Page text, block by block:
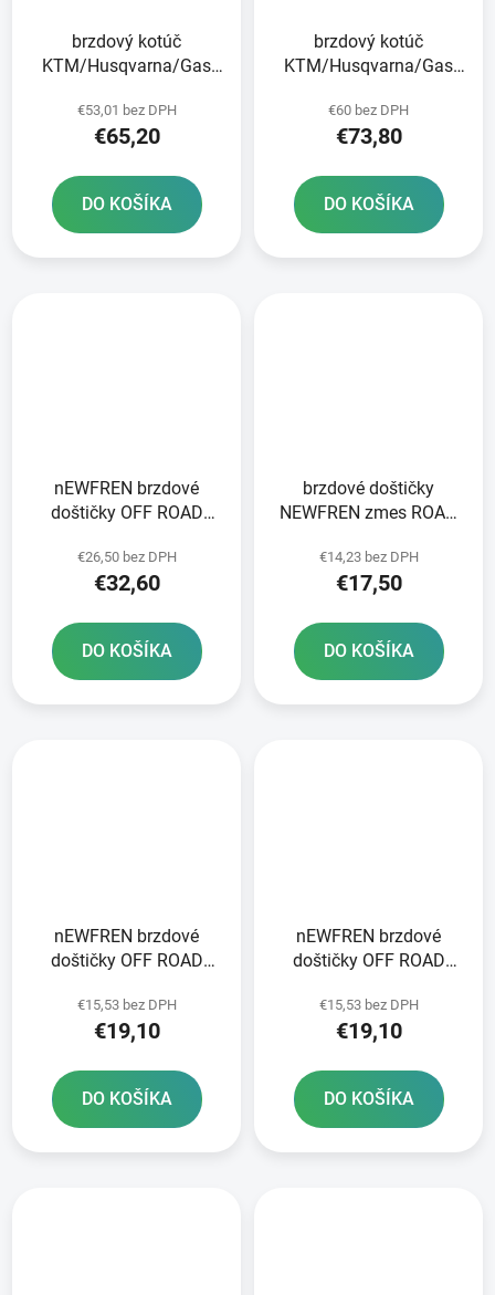
brzdový kotúč
KTM/Husqvarna/Gas
€53,01 bez DPH
€65,20
DO KOŠÍKA
brzdový kotúč
KTM/Husqvarna/Gas
€60 bez DPH
€73,80
DO KOŠÍKA
nEWFREN brzdové
doštičky OFF ROAD
balení
€26,50 bez DPH
€32,60
DO KOŠÍKA
brzdové doštičky
NEWFREN zmes ROAD
v balení
€14,23 bez DPH
€17,50
DO KOŠÍKA
nEWFREN brzdové
doštičky OFF ROAD
balení
€15,53 bez DPH
€19,10
DO KOŠÍKA
nEWFREN brzdové
doštičky OFF ROAD
balení
€15,53 bez DPH
€19,10
DO KOŠÍKA